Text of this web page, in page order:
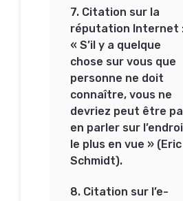
7. Citation sur la
réputation Internet
« S’il y a quelque
chose sur vous que
personne ne doit
connaître, vous ne
devriez peut être
en parler sur
le plus en vue » (Eric
Schmidt).
8. Citation sur l’e-